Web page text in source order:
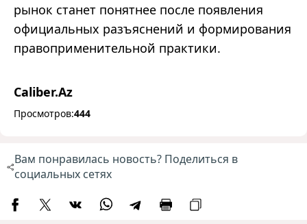
рынок станет понятнее после появления
официальных разъяснений и формирования
правоприменительной практики.
Caliber.Az
Просмотров:444
Вам понравилась новость? Поделиться в
социальных сетях